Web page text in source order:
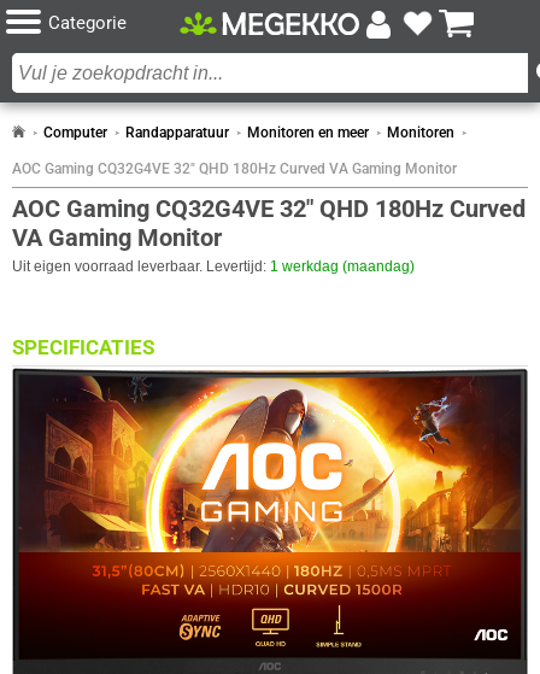
Categorie
Computer Randapparatuur Monitoren en meer Monitoren
AOC Gaming CQ32G4VE 32" QHD 180Hz Curved VA Gaming Monitor
AOC Gaming CQ32G4VE 32" QHD 180Hz Curved
VA Gaming Monitor
Uit eigen voorraad leverbaar. Levertijd: 1 werkdag (maandag)
SPECIFICATIES
BEELDSCHERM
Eigenschap Waarde
Antireflectiescherm
✓︎
Backlight type
W-LED
Paneel Type
VA
Curved
✓︎
Aantal kleuren
16.7M
Scherm Diagonaal
32.0 inch (81.3cm)
16:9
Contrast ratio (dynamisch)
80000000:1
✓︎